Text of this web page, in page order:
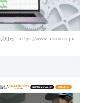
引用元：https://www.morix.co.jp/